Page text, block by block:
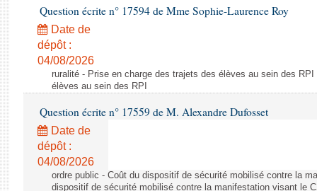
Question écrite n° 17594 de Mme Sophie-Laurence Roy
Date de
dépôt :
04/08/2026
ruralité - Prise en charge des trajets des élèves au sein des
élèves au sein des RPI
Question écrite n° 17559 de M. Alexandre Dufosset
Date de
dépôt :
04/08/2026
ordre public - Coût du dispositif de sécurité mobilisé contre la
dispositif de sécurité mobilisé contre la manifestation visant le